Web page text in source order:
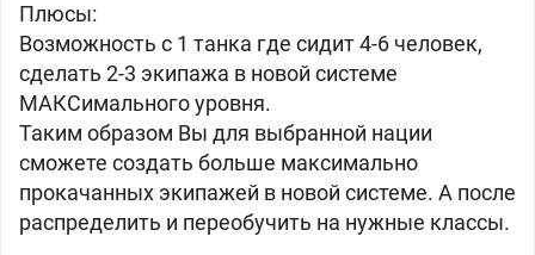
Плюсы:
Возможность с 1 танка где сидит 4-6 человек,
сделать 2-3 экипажа в новой системе
МАКСимального уровня.
Таким образом Вы для выбранной нации
сможете создать больше максимально
прокачанных экипажей в новой системе. А после
распределить и переобучить на нужные классы.